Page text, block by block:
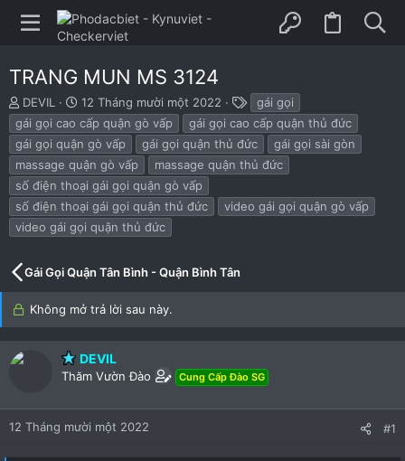
TRANG MUN MS 3124
B
ắ
t
đ
ầ
u
DEVIL
N
g
à
y
b
ắ
t
đ
ầ
12 Tháng mười một 2022
h
ẻ
gái gọi
gái gọi cao cấp quận gò vấp
gái gọi cao cấp quận thủ đức
gái gọi quận gò vấp
gái gọi quận thủ đức
gái gọi sài gòn
massage quận gò vấp
massage quận thủ đức
số điện thoại gái gọi quận gò vấp
số điện thoại gái gọi quận thủ đức
video gái gọi quận gò vấp
video gái gọi quận thủ đức
Gái Gọi Quận Tân Bình - Quận Bình Tân
Không mở trả lời sau này.
DEVIL
Thăm Vườn Đào Cung Cấp Đào SG
12 Tháng mười một 2022 #1